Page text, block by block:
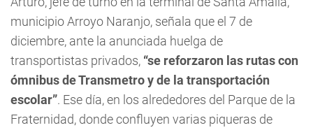
municipio Arroyo Naranjo, señala que el 7 de
diciembre, ante la anunciada huelga de
transportistas privados, “se reforzaron las rutas con
ómnibus de Transmetro y de la transportación
escolar”. Ese día, en los alrededores del Parque de la
Fraternidad, donde confluyen varias piqueras de